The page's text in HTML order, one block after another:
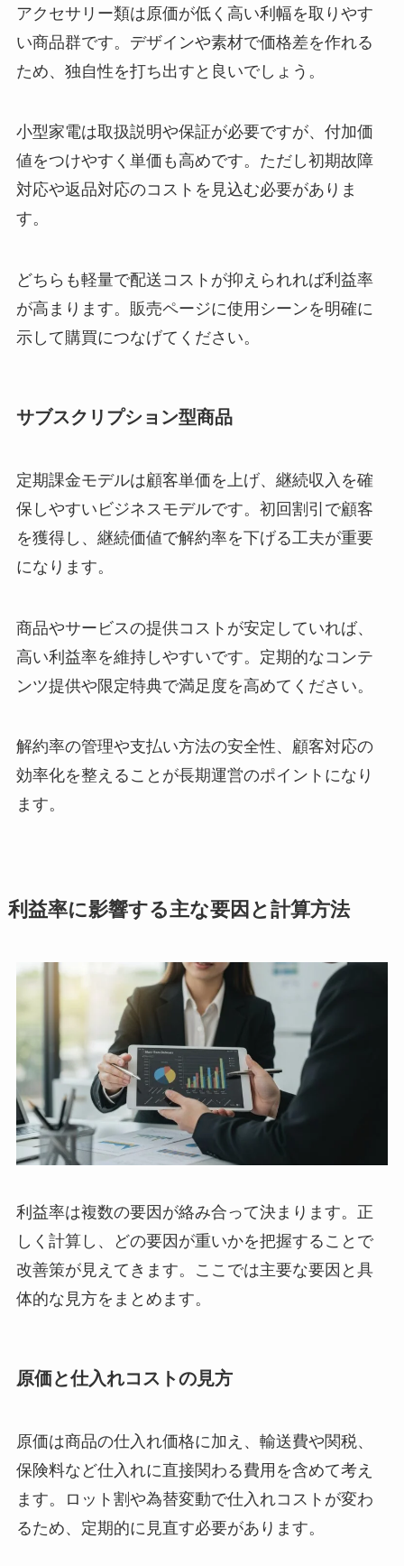
アクセサリー類は原価が低く高い利幅を取りやす
い商品群です。デザインや素材で価格差を作れる
ため、独自性を打ち出すと良いでしょう。
小型家電は取扱説明や保証が必要ですが、付加価
値をつけやすく単価も高めです。ただし初期故障
対応や返品対応のコストを見込む必要がありま
す。
どちらも軽量で配送コストが抑えられれば利益率
が高まります。販売ページに使用シーンを明確に
示して購買につなげてください。
サブスクリプション型商品
定期課金モデルは顧客単価を上げ、継続収入を確
保しやすいビジネスモデルです。初回割引で顧客
を獲得し、継続価値で解約率を下げる工夫が重要
になります。
商品やサービスの提供コストが安定していれば、
高い利益率を維持しやすいです。定期的なコンテ
ンツ提供や限定特典で満足度を高めてください。
解約率の管理や支払い方法の安全性、顧客対応の
効率化を整えることが長期運営のポイントになり
ます。
利益率に影響する主な要因と計算方法
利益率は複数の要因が絡み合って決まります。正
しく計算し、どの要因が重いかを把握することで
改善策が見えてきます。ここでは主要な要因と具
体的な見方をまとめます。
原価と仕入れコストの見方
原価は商品の仕入れ価格に加え、輸送費や関税、
保険料など仕入れに直接関わる費用を含めて考え
ます。ロット割や為替変動で仕入れコストが変わ
るため、定期的に見直す必要があります。